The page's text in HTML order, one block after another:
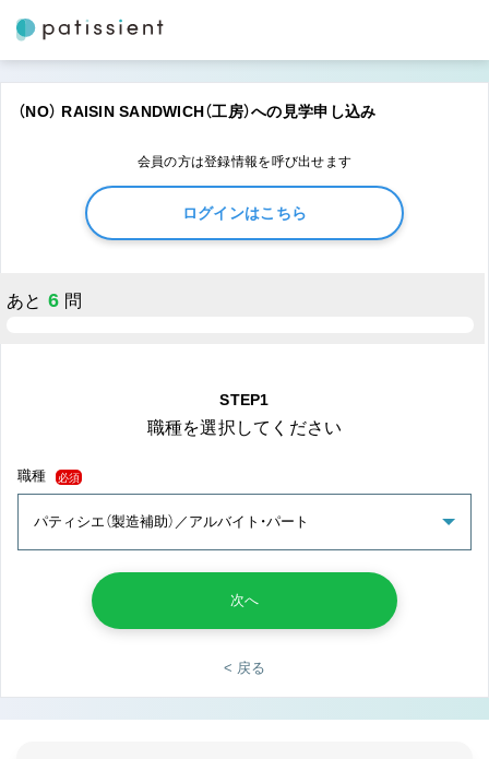
（NO） RAISIN SANDWICH（工房）への見学申し込み
会員の方は登録情報を呼び出せます
ログインはこちら
あと 6 問
STEP1
職種を選択してください
職種 必須
次へ
< 戻る